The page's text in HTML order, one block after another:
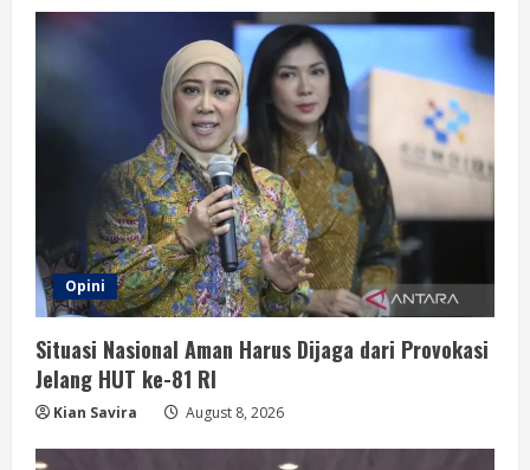
Opini
Situasi Nasional Aman Harus Dijaga dari Provokasi
Jelang HUT ke-81 RI
Kian Savira August 8, 2026